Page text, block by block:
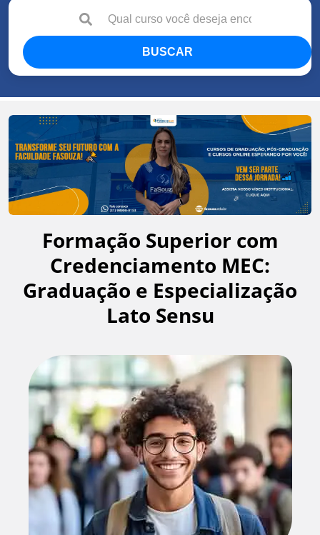
BUSCAR
Formação Superior com
Credenciamento MEC:
Graduação e Especialização
Lato Sensu